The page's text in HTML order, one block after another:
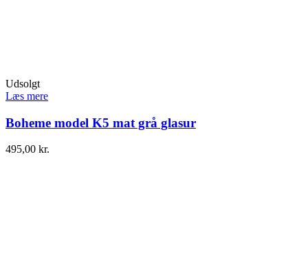
Udsolgt
Læs mere
Boheme model K5 mat grå glasur
495,00 kr.